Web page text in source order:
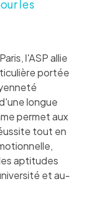
les
l'ASP allie
portée
longue
permet aux
tout en
aptitudes
et au-